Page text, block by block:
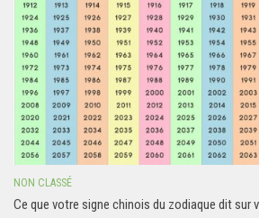
NON CLASSÉ
Ce que votre signe chinois du zodiaque dit sur